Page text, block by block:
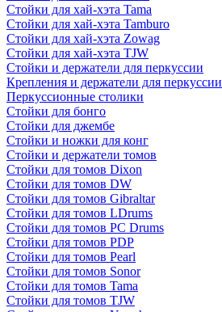
Стойки для хай-хэта Tama
Стойки для хай-хэта Tamburo
Стойки для хай-хэта Zowag
Стойки для хай-хэта TJW
Стойки и держатели для перкуссии
Крепления и держатели для перкуссии
Перкуссионные столики
Стойки для бонго
Стойки для джембе
Стойки и ножки для конг
Стойки и держатели томов
Стойки для томов Dixon
Стойки для томов DW
Стойки для томов Gibraltar
Стойки для томов LDrums
Стойки для томов PC Drums
Стойки для томов PDP
Стойки для томов Pearl
Стойки для томов Sonor
Стойки для томов Tama
Стойки для томов TJW